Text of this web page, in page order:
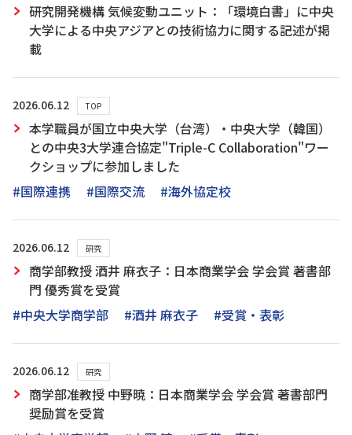
研究開発機構 気候変動ユニット：「環境白書」に中央
大学による中央アジアとの技術協力に関する記述が掲
載
2026.06.12 TOP
本学職員が国立中央大学（台湾）・中央大学（韓国）
との中央3大学連合協定"Triple-C Collaboration"ワー
クショップに参加しました
#国際連携
#国際交流 #海外協定校
2026.06.12 研究
商学部教授 酒井 麻衣子：日本商業学会 学会賞 著書部
門 優秀賞を受賞
#中央大学商学部
#酒井 麻衣子 #受賞・表彰
2026.06.12 研究
商学部准教授 中野暁：日本商業学会 学会賞 著書部門
奨励賞を受賞